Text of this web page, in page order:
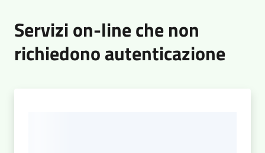
Servizi on-line che non
richiedono autenticazione